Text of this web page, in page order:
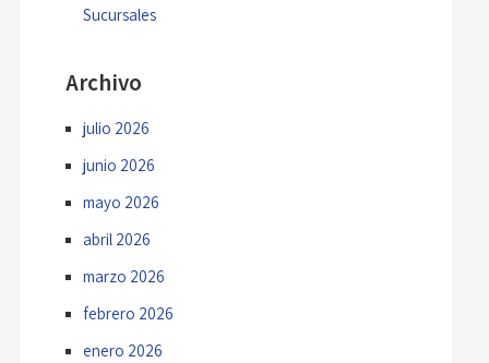
Sucursales
Archivo
julio 2026
junio 2026
mayo 2026
abril 2026
marzo 2026
febrero 2026
enero 2026